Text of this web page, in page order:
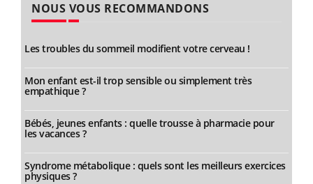
NOUS VOUS RECOMMANDONS
Les troubles du sommeil modifient votre cerveau !
Mon enfant est-il trop sensible ou simplement très
empathique ?
Bébés, jeunes enfants : quelle trousse à pharmacie pour
les vacances ?
Syndrome métabolique : quels sont les meilleurs exercices
physiques ?